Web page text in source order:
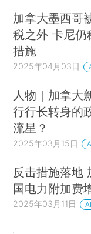
加拿大墨西哥
税之外 卡尼仍
措施
2025年04月03日
人物｜加拿大
行行长转身的
流星？
2025年03月15日
反击措施落地
国电力附加费
2025年03月11日